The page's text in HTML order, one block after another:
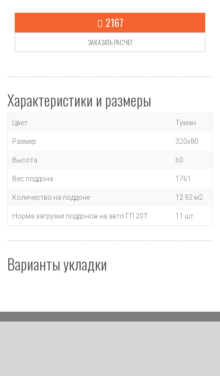
2167
ЗАКАЗАТЬ РАСЧЕТ
Характеристики и размеры
Цвет Туман
Размер 320х80
Высота 60
Вес поддона 1761
Количество на поддоне 12.92 м2
Норма загрузки поддонов на авто ГП 20Т 11 шт
Варианты укладки